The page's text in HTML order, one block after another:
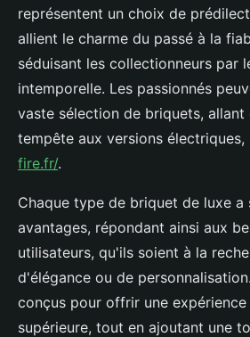
représentent un choix de
allient le charme du passé à la
séduisant les collectionneurs par
intemporelle. Les passionnés
vaste sélection de briquets, allant
tempête aux versions électriques,
fire.fr/.
Chaque type de briquet de luxe a
avantages, répondant ainsi aux
utilisateurs, qu'ils soient à la
d'élégance ou de
conçus pour offrir une
supérieure, tout en ajoutant une